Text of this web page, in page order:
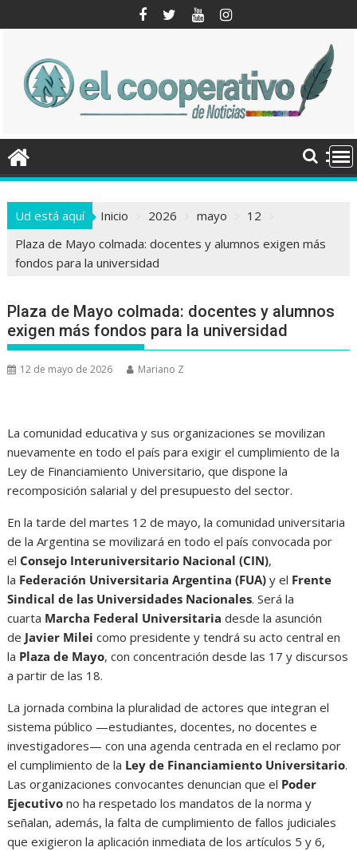
al
Ud está aquí Inicio 2026 mayo
12
Plaza de Mayo colmada: docentes y alumnos exigen más
fondos para la universidad
Plaza de Mayo colmada: docentes y alumnos
exigen más fondos para la universidad
12 de mayo de 2026 Mariano Z
La comunidad educativa y sus organizaciones se movilizan
nuevamente en todo el país para exigir el cumplimiento de la
Ley de Financiamiento Universitario, que dispone la
recomposición salarial y del presupuesto del sector.
En la tarde del martes 12 de mayo, la comunidad universitaria
de la Argentina se movilizará en todo el país convocada por
el Consejo Interuniversitario Nacional (CIN),
la Federación Universitaria Argentina (FUA) y el Frente
Sindical de las Universidades Nacionales. Será la
cuarta Marcha Federal Universitaria desde la asunción
de Javier Milei como presidente y tendrá su acto central en
la Plaza de Mayo, con concentración desde las 17 y discursos
a partir de las 18.
La jornada combina la pluralidad de actores que integran el
sistema público —estudiantes, docentes, no docentes e
investigadores— con una agenda centrada en el reclamo por
el cumplimiento de la Ley de Financiamiento Universitario.
Las organizaciones convocantes denuncian que el Poder
Ejecutivo no ha respetado los mandatos de la norma y
señalan, además, la falta de cumplimiento de fallos judiciales
que exigieron la aplicación inmediata de los artículos 5 y 6,